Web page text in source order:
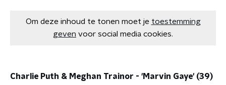
Om deze inhoud te tonen moet je toestemming
geven voor social media cookies.
Charlie Puth & Meghan Trainor - 'Marvin Gaye' (39)